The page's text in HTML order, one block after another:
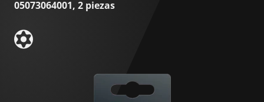
05073064001, 2 piezas